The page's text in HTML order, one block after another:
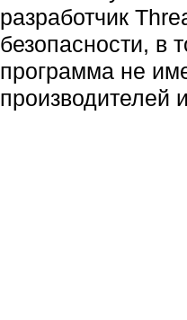
разработчик
безопасности, в
программа не
производителей